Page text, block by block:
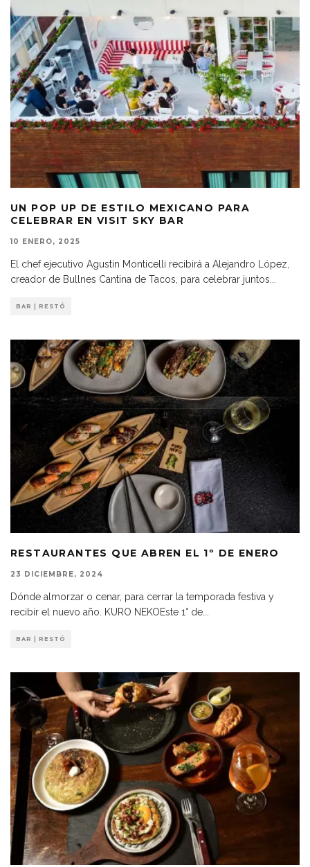
UN POP UP DE ESTILO MEXICANO PARA
CELEBRAR EN VISIT SKY BAR
10 ENERO, 2025
El chef ejecutivo Agustin Monticelli recibirá a Alejandro López,
creador de Bullnes Cantina de Tacos, para celebrar juntos
BAR | RESTÓ
RESTAURANTES QUE ABREN EL 1º DE ENERO
23 DICIEMBRE, 2024
Dónde almorzar o cenar, para cerrar la temporada festiva y
recibir el nuevo año. KURO NEKOEste 1° de
BAR | RESTÓ